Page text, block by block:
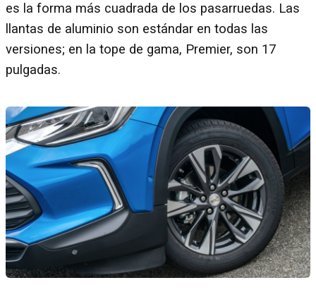
es la forma más cuadrada de los pasarruedas. Las
llantas de aluminio son estándar en todas las
versiones; en la tope de gama, Premier, son 17
pulgadas.